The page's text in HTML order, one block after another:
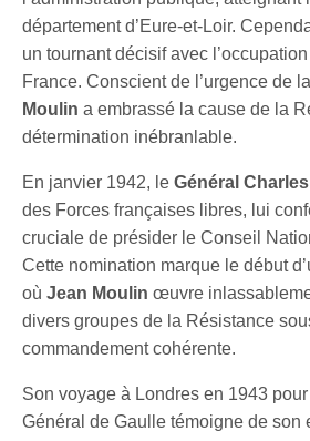
département d’Eure-et-Loir.
un tournant décisif avec
France. Conscient de l’urgence de
Moulina embrassé la cause de la
détermination inébranlable.
En janvier 1942, leGénéral
des Forces françaises libres, lui
cruciale de présider le Conseil
Cette nomination marque le début
oùJean Moulin œuvre
divers groupes de la Résistance
commandement cohérente.
Son voyage à Londres en 1943
Général de Gaulle témoigne de son